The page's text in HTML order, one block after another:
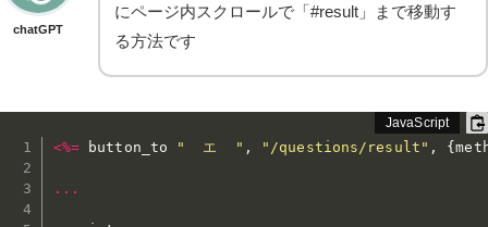
chatGPT
にページ内スクロールで「#result」まで移動す
る方法です
<%= button_to "  エ  " , "/questions/result" , {
...